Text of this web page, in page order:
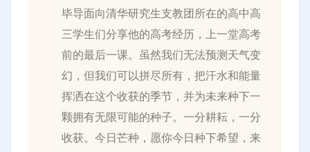
毕导面向清华研究生支教团所在的高中高
三学生们分享他的高考经历，上一堂高考
前的最后一课。虽然我们无法预测天气变
幻，但我们可以拼尽所有，把汗水和能量
挥洒在这个收获的季节，并为未来种下一
颗拥有无限可能的种子。一分耕耘，一分
收获。今日芒种，愿你今日种下希望，来